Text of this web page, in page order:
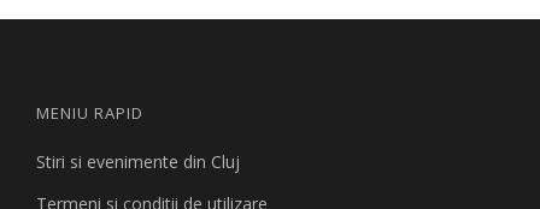
MENIU RAPID
Stiri si evenimente din Cluj
Termeni si conditii de utilizare